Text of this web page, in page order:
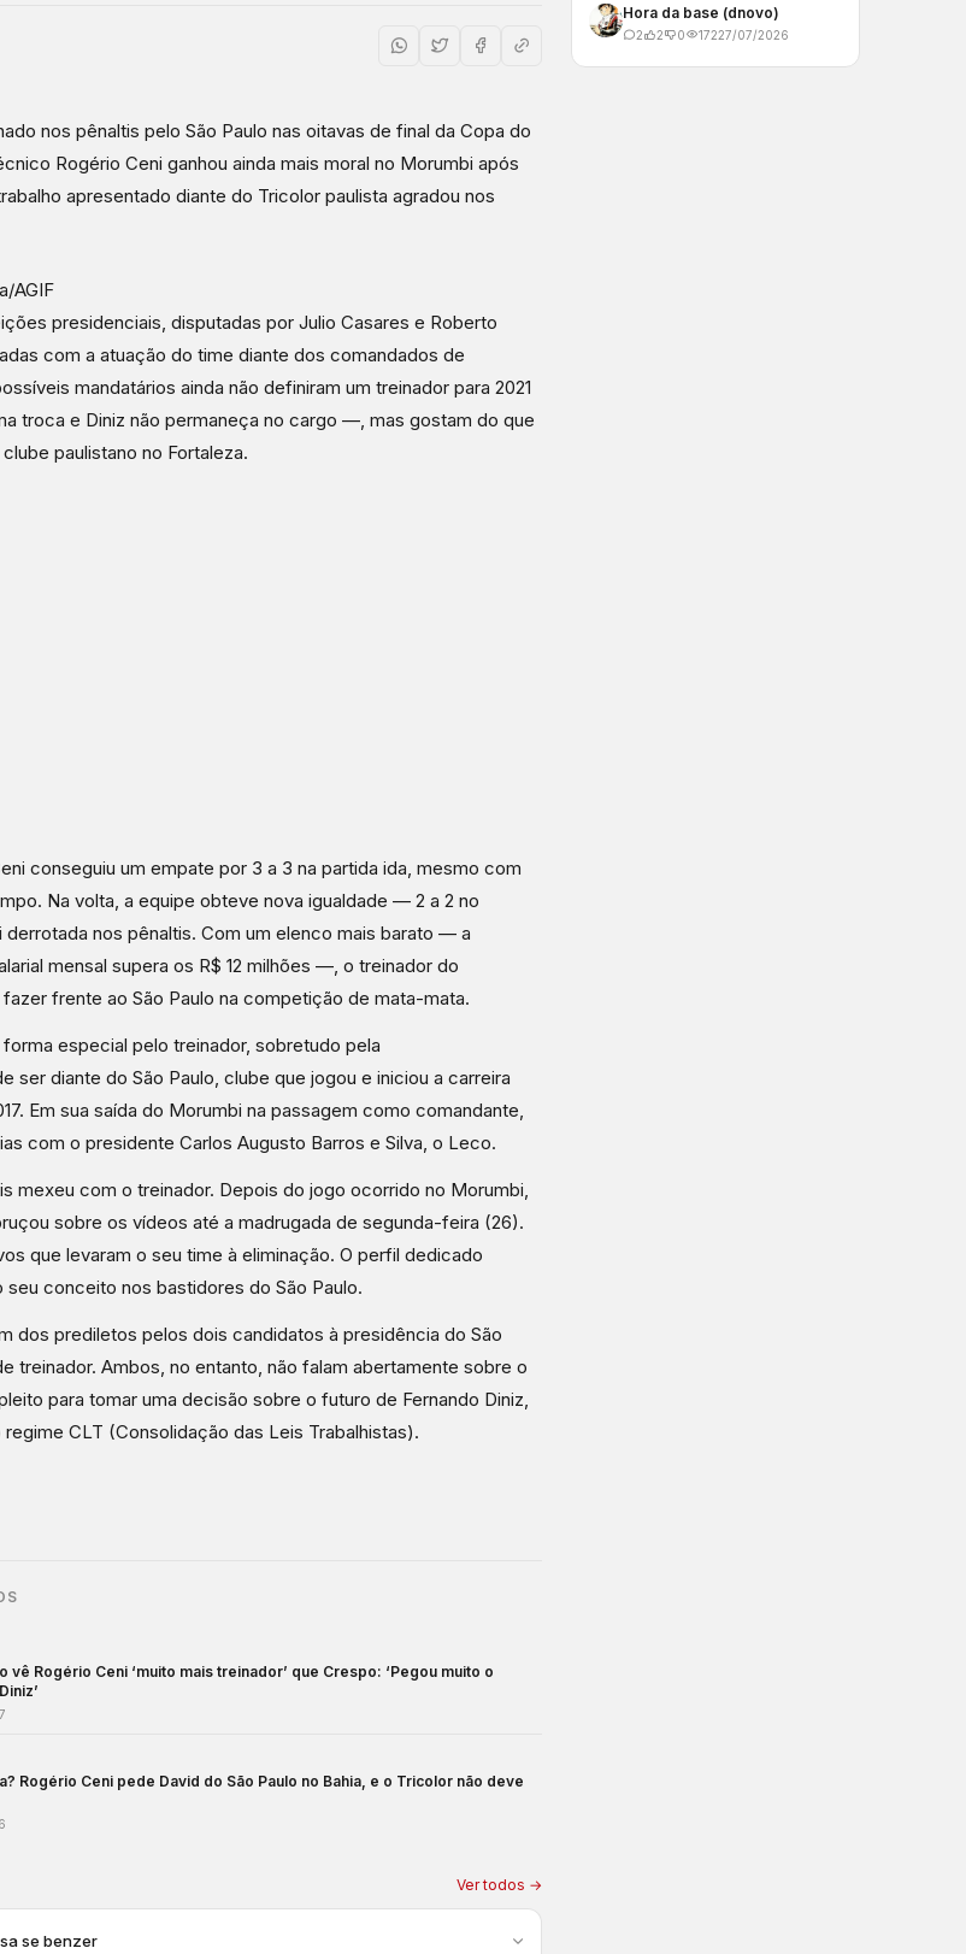
nos pênaltis pelo São Paulo nas oitavas de final da Copa do
Rogério Ceni ganhou ainda mais moral no Morumbi após
apresentado diante do Tricolor paulista agradou nos
AGIF
presidenciais, disputadas por Julio Casares e Roberto
com a atuação do time diante dos comandados de
mandatários ainda não definiram um treinador para 2021
troca e Diniz não permaneça no cargo —, mas gostam do que
paulistano no Fortaleza.
conseguiu um empate por 3 a 3 na partida ida, mesmo com
Na volta, a equipe obteve nova igualdade — 2 a 2 no
derrotada nos pênaltis. Com um elenco mais barato — a
mensal supera os R$ 12 milhões —, o treinador do
frente ao São Paulo na competição de mata-mata.
especial pelo treinador, sobretudo pela
ser diante do São Paulo, clube que jogou e iniciou a carreira
Em sua saída do Morumbi na passagem como comandante,
com o presidente Carlos Augusto Barros e Silva, o Leco.
mexeu com o treinador. Depois do jogo ocorrido no Morumbi,
sobre os vídeos até a madrugada de segunda-feira (26).
que levaram o seu time à eliminação. O perfil dedicado
seu conceito nos bastidores do São Paulo.
dos prediletos pelos dois candidatos à presidência do São
treinador. Ambos, no entanto, não falam abertamente sobre o
para tomar uma decisão sobre o futuro de Fernando Diniz,
CLT (Consolidação das Leis Trabalhistas).
vê Rogério Ceni ‘muito mais treinador’ que Crespo: ‘Pegou muito o
Rogério Ceni pede David do São Paulo no Bahia, e o Tricolor não deve
Ver todos →
se benzer
Hora da base (dnovo)
2 2 0 17227/07/2026